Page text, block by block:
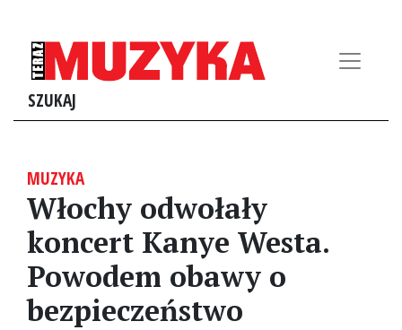
SZUKAJ
MUZYKA
Włochy odwołały
koncert Kanye Westa.
Powodem obawy o
bezpieczeństwo